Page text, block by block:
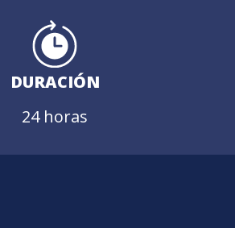
DURACIÓN
24 horas